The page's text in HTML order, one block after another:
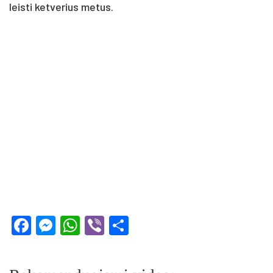
leis­ti ket­ve­rius me­tus.
Facebook
Messenger
WhatsApp
Viber